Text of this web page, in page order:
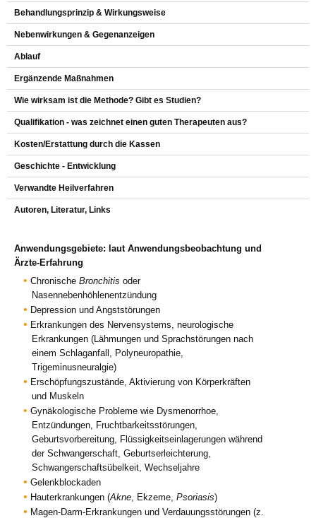
Behandlungsprinzip & Wirkungsweise
Nebenwirkungen & Gegenanzeigen
Ablauf
Ergänzende Maßnahmen
Wie wirksam ist die Methode? Gibt es Studien?
Qualifikation - was zeichnet einen guten Therapeuten aus?
Kosten/Erstattung durch die Kassen
Geschichte - Entwicklung
Verwandte Heilverfahren
Autoren, Literatur, Links
Anwendungsgebiete: laut Anwendungsbeobachtung und
Ärzte-Erfahrung
ChronischeBronchitis oder
Nasennebenhöhlenentzündung
Depression und Angststörungen
Erkrankungen des Nervensystems, neurologische
Erkrankungen (Lähmungen und Sprachstörungen nach
einem Schlaganfall, Polyneuropathie,
Trigeminusneuralgie)
Erschöpfungszustände, Aktivierung von Körperkräften
und Muskeln
Gynäkologische Probleme wie Dysmenorrhoe,
Entzündungen, Fruchtbarkeitsstörungen,
Geburtsvorbereitung, Flüssigkeitseinlagerungen während
der Schwangerschaft, Geburtserleichterung,
Schwangerschaftsübelkeit, Wechseljahre
Gelenkblockaden
Hauterkrankungen (Akne, Ekzeme,Psoriasis)
Magen-Darm-Erkrankungen und Verdauungsstörungen (z.